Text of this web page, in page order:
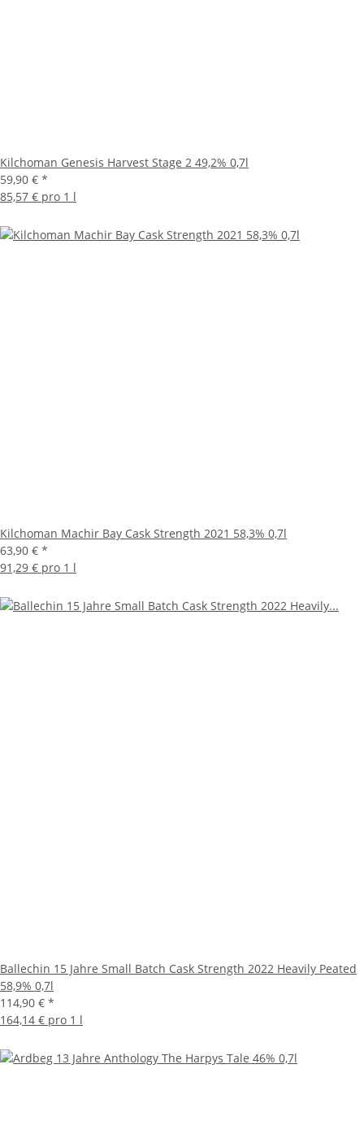
Kilchoman Genesis Harvest Stage 2 49,2% 0,7l
59,90 € *
85,57 € pro 1 l
Kilchoman Machir Bay Cask Strength 2021 58,3% 0,7l
63,90 € *
91,29 € pro 1 l
Ballechin 15 Jahre Small Batch Cask Strength 2022 Heavily Peated
58,9% 0,7l
114,90 € *
164,14 € pro 1 l